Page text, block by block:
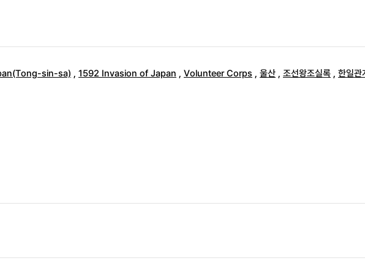
sin-sa) , 1592 Invasion of Japan , Volunteer Corps , 울산 , 조선왕조실록 , 한일관